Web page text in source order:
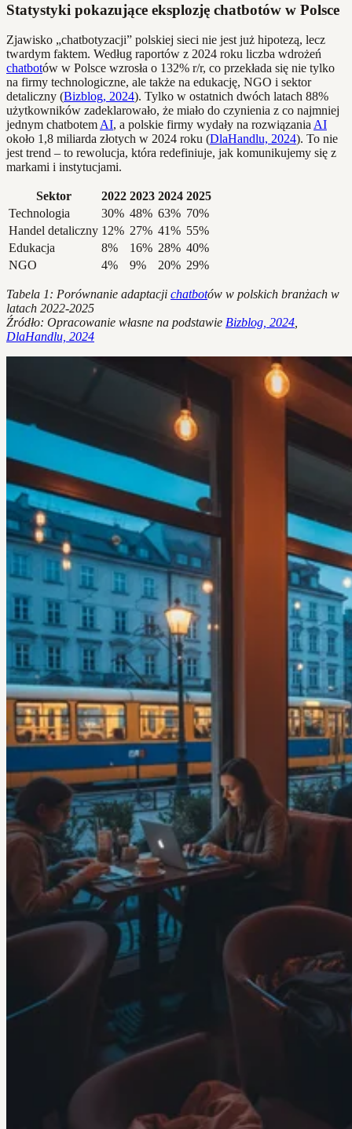
Statystyki pokazujące eksplozję chatbotów w Polsce
Zjawisko „chatbotyzacji” polskiej sieci nie jest już hipotezą, lecz
twardym faktem. Według raportów z 2024 roku liczba wdrożeń
chatbotów w Polsce wzrosła o 132% r/r, co przekłada się nie tylko
na firmy technologiczne, ale także na edukację, NGO i sektor
detaliczny (Bizblog, 2024). Tylko w ostatnich dwóch latach 88%
użytkowników zadeklarowało, że miało do czynienia z co najmniej
jednym chatbotem AI, a polskie firmy wydały na rozwiązania AI
około 1,8 miliarda złotych w 2024 roku (DlaHandlu, 2024). To nie
jest trend – to rewolucja, która redefiniuje, jak komunikujemy się z
markami i instytucjami.
Sektor 2022 2023 2024 2025
Technologia
30% 48% 63% 70%
Handel detaliczny 12% 27% 41% 55%
Edukacja
8% 16% 28% 40%
NGO
4% 9% 20% 29%
Tabela 1: Porównanie adaptacji chatbotów w polskich branżach w
latach 2022-2025
Źródło: Opracowanie własne na podstawie Bizblog, 2024
DlaHandlu, 2024